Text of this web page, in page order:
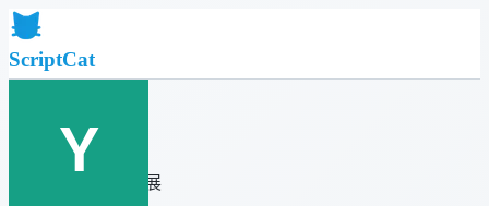
ScriptCat
社区
脚本列表
浏览器扩展